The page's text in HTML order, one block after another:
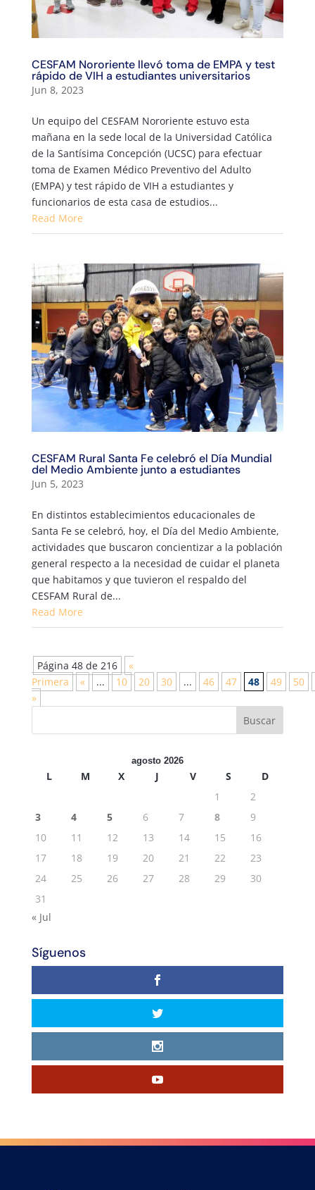
CESFAM Nororiente llevó toma de EMPA y test
rápido de VIH a estudiantes universitarios
Jun 8, 2023
Un equipo del CESFAM Nororiente estuvo esta
mañana en la sede local de la Universidad Católica
de la Santísima Concepción (UCSC) para efectuar
toma de Examen Médico Preventivo del Adulto
(EMPA) y test rápido de VIH a estudiantes y
funcionarios de esta casa de estudios...
Read More
CESFAM Rural Santa Fe celebró el Día Mundial
del Medio Ambiente junto a estudiantes
Jun 5, 2023
En distintos establecimientos educacionales de
Santa Fe se celebró, hoy, el Día del Medio Ambiente,
actividades que buscaron concientizar a la población
general respecto a la necesidad de cuidar el planeta
que habitamos y que tuvieron el respaldo del
CESFAM Rural de...
Read More
Página 48 de 216
«
Primera
« ... 10 20 30 ... 46 47 48 49
50
»
agosto 2026
L M X J V S
D
1
2
3
4 5 6 7 8
9
10
11 12 13 14 15
16
17
18 19 20 21 22
23
24
25 26 27 28 29
30
31
« Jul
Síguenos